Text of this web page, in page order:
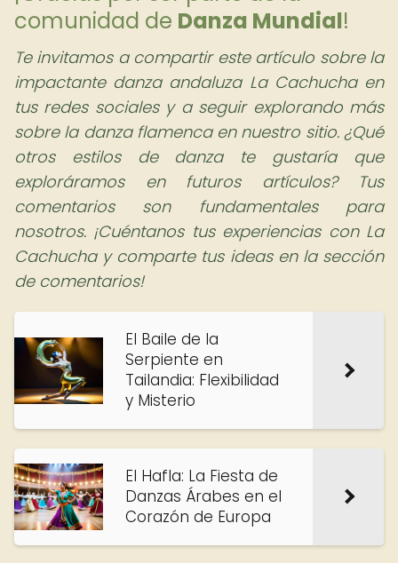
comunidad de Danza Mundial!
Te invitamos a compartir este artículo sobre la
impactante danza andaluza La Cachucha en
tus redes sociales y a seguir explorando más
sobre la danza flamenca en nuestro sitio. ¿Qué
otros estilos de danza te gustaría que
exploráramos en futuros artículos? Tus
comentarios son fundamentales para
nosotros. ¡Cuéntanos tus experiencias con La
Cachucha y comparte tus ideas en la sección
de comentarios!
El Baile de la
Serpiente en
Tailandia: Flexibilidad
y Misterio
El Hafla: La Fiesta de
Danzas Árabes en el
Corazón de Europa